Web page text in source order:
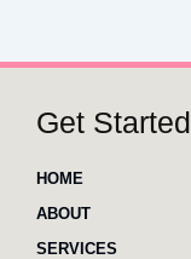
Get Started
HOME
ABOUT
SERVICES